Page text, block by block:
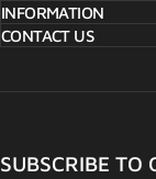
INFORMATION
CONTACT US
SUBSCRIBE TO